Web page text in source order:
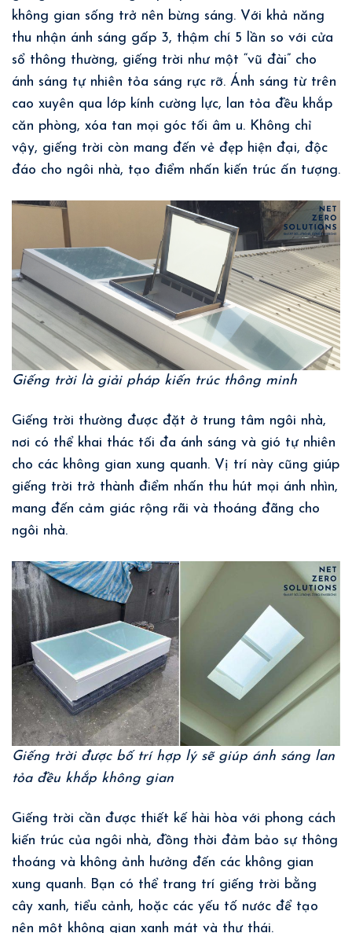
không gian sống trở nên bừng sáng. Với khả năng
thu nhận ánh sáng gấp 3, thậm chí 5 lần so với cửa
sổ thông thường, giếng trời như một “vũ đài” cho
ánh sáng tự nhiên tỏa sáng rực rỡ. Ánh sáng từ trên
cao xuyên qua lớp kính cường lực, lan tỏa đều khắp
căn phòng, xóa tan mọi góc tối âm u. Không chỉ
vậy, giếng trời còn mang đến vẻ đẹp hiện đại, độc
đáo cho ngôi nhà, tạo điểm nhấn kiến trúc ấn tượng.
Giếng trời là giải pháp kiến trúc thông minh
Giếng trời thường được đặt ở trung tâm ngôi nhà,
nơi có thể khai thác tối đa ánh sáng và gió tự nhiên
cho các không gian xung quanh. Vị trí này cũng giúp
giếng trời trở thành điểm nhấn thu hút mọi ánh nhìn,
mang đến cảm giác rộng rãi và thoáng đãng cho
ngôi nhà.
Giếng trời được bố trí hợp lý sẽ giúp ánh sáng lan
tỏa đều khắp không gian
Giếng trời cần được thiết kế hài hòa với phong cách
kiến trúc của ngôi nhà, đồng thời đảm bảo sự thông
thoáng và không ảnh hưởng đến các không gian
xung quanh. Bạn có thể trang trí giếng trời bằng
cây xanh, tiểu cảnh, hoặc các yếu tố nước để tạo
nên một không gian xanh mát và thư thái.